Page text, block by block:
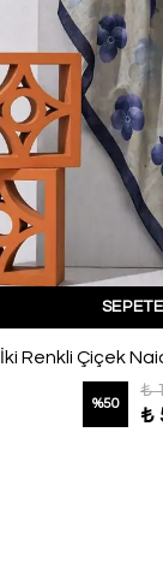
İki Renkli Çiçek
%50
₺
₺